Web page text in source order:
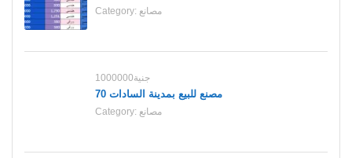
Category: مصانع
1000000جنية
70 مصنع للبيع بمدينة السادات
Category: مصانع